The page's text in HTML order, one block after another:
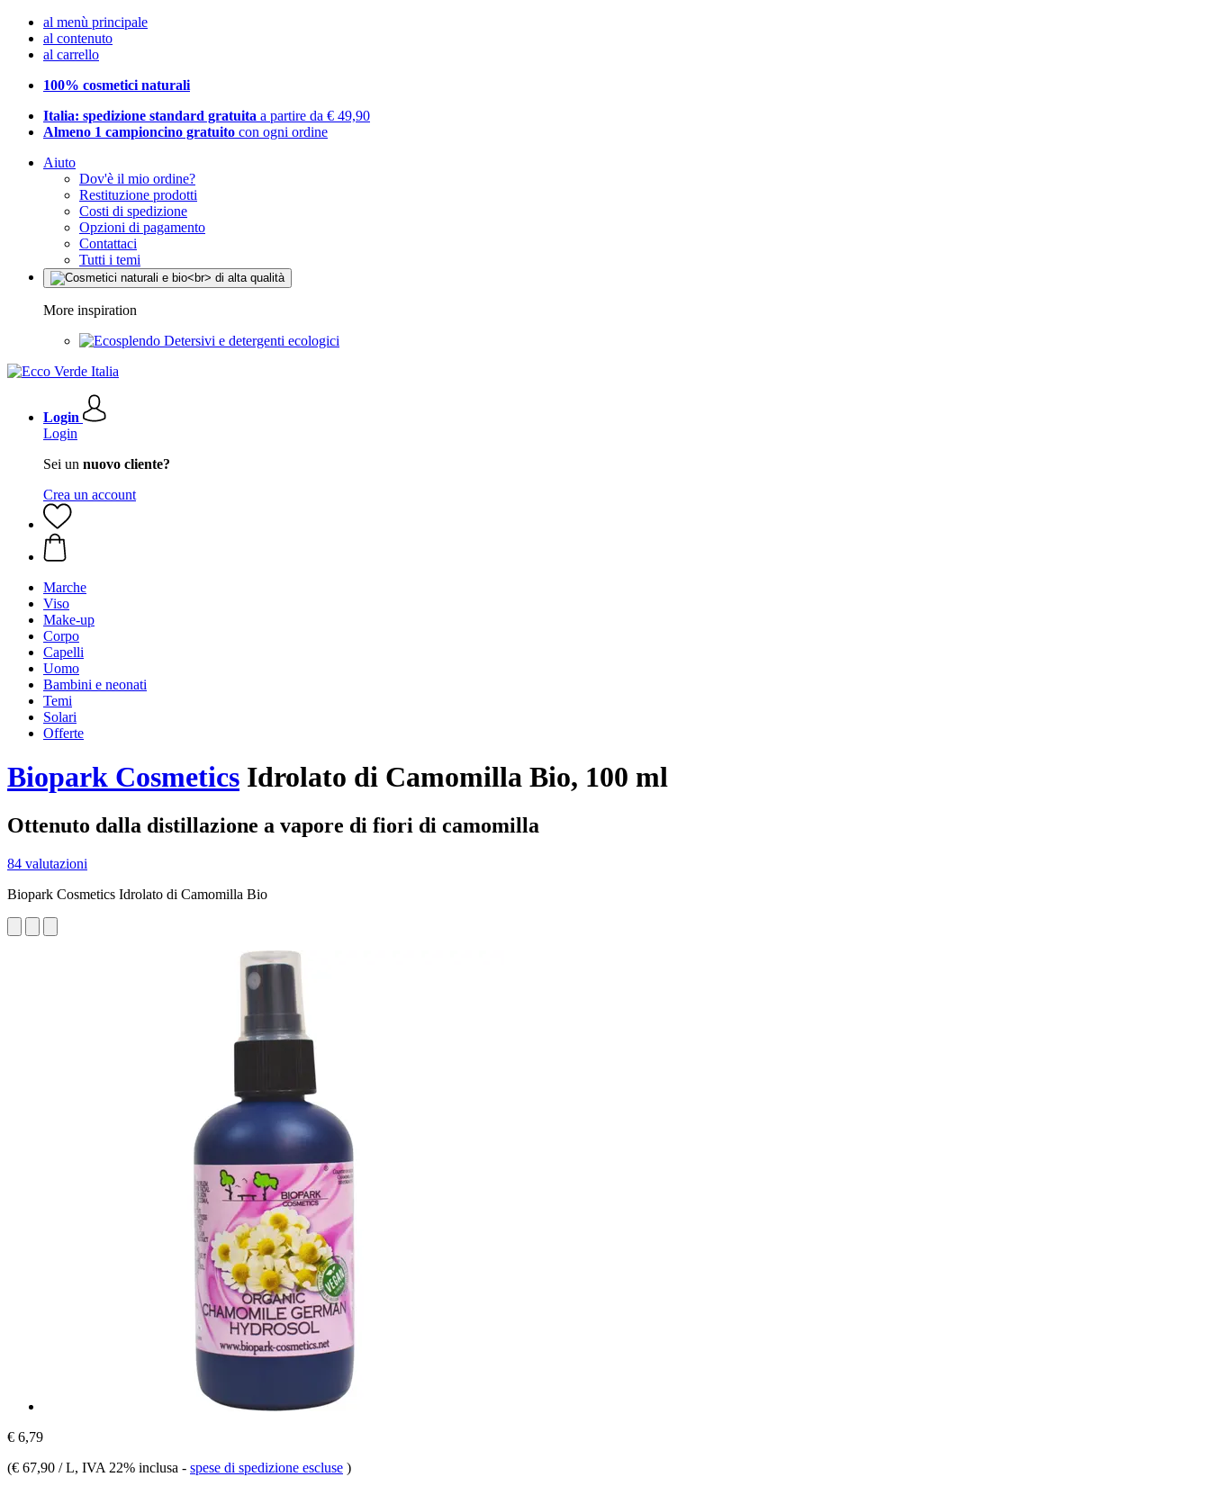
al menù principale
al contenuto
al carrello
100% cosmetici naturali
Italia: spedizione standard gratuita a partire da € 49,90
Almeno 1 campioncino gratuito con ogni ordine
Aiuto
Dov'è il mio ordine?
Restituzione prodotti
Costi di spedizione
Opzioni di pagamento
Contattaci
Tutti i temi
More inspiration
Detersivi e detergenti ecologici
Login
Login
Sei un nuovo cliente?
Crea un account
Marche
Viso
Make-up
Corpo
Capelli
Uomo
Bambini e neonati
Temi
Solari
Offerte
Biopark Cosmetics Idrolato di Camomilla Bio, 100 ml
Ottenuto dalla distillazione a vapore di fiori di camomilla
84 valutazioni
Biopark Cosmetics Idrolato di Camomilla Bio
€ 6,79
(€ 67,90 / L, IVA 22% inclusa - spese di spedizione escluse )